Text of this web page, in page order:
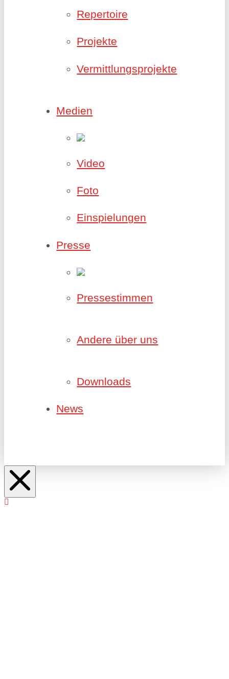
Repertoire
Projekte
Vermittlungsprojekte
Medien
Video
Foto
Einspielungen
Presse
Pressestimmen
Andere über uns
Downloads
News